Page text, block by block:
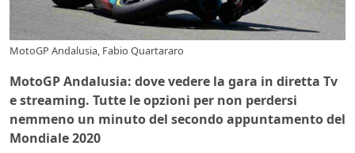
MotoGP Andalusia, Fabio Quartararo
MotoGP Andalusia: dove vedere la gara in diretta Tv
e streaming. Tutte le opzioni per non perdersi
nemmeno un minuto del secondo appuntamento del
Mondiale 2020